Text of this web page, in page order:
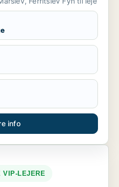
info
VIP-LEJERE